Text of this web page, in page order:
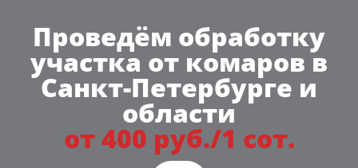
Проведём обработку
участка от комаровв
Санкт-Петербурге и
области
от 400 руб./1 сот.